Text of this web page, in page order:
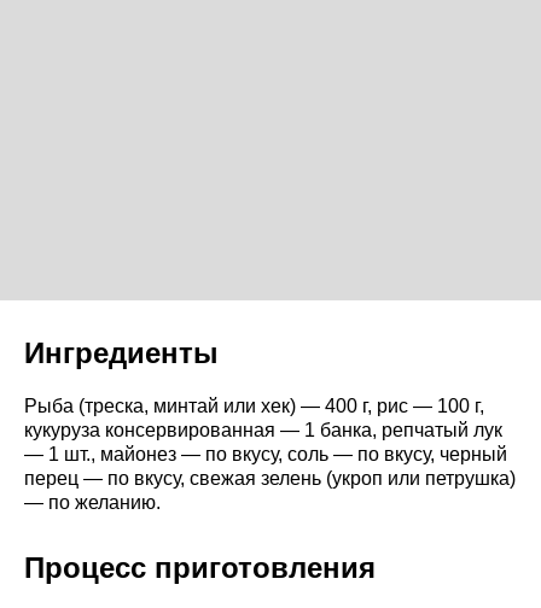
Ингредиенты
Рыба (треска, минтай или хек) — 400 г, рис — 100 г,
кукуруза консервированная — 1 банка, репчатый лук
— 1 шт., майонез — по вкусу, соль — по вкусу, черный
перец — по вкусу, свежая зелень (укроп или петрушка)
— по желанию.
Процесс приготовления